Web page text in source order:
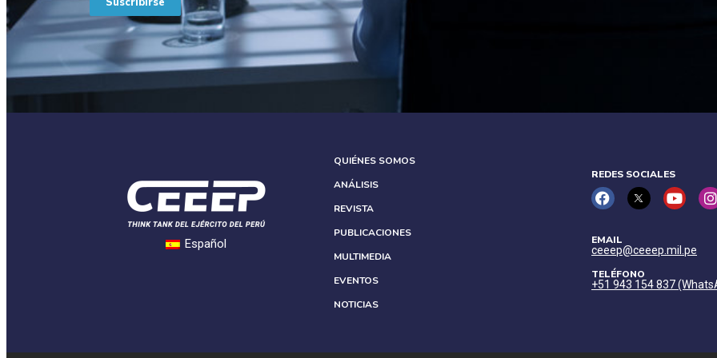
Español
QUIÉNES SOMOS
ANÁLISIS
REVISTA
PUBLICACIONES
MULTIMEDIA
EVENTOS
NOTICIAS
REDES SOCIALES
EMAIL
ceeep@ceeep.mil.pe
TELÉFONO
+51 943 154 837